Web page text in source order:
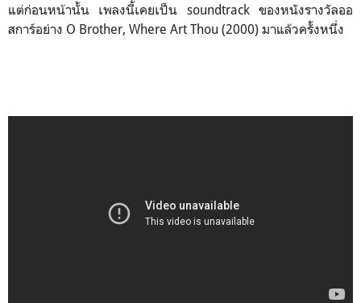
แต่ก่อนหน้านั้น เพลงนี้เคยเป็น soundtrack ของหนังรางวัลออ
สการ์อย่าง O Brother, Where Art Thou (2000) มาแล้วครั้งหนึ่ง